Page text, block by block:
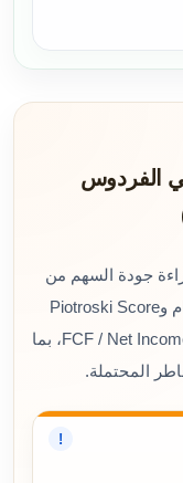
الفردوس
جودة السهم من
الناحية المالية والمحاسبية، مثل الأداء العام وPiotroski Score
وBeneish M-Score وAltman Z-Score وFCF / Net Income، بما
المحتملة.
!